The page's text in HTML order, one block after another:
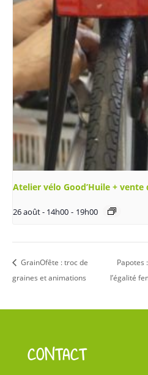
Atelier vélo Good’Huile + vente
26 août - 14h00 - 19h00
GrainOfête : troc de
graines et animations
Papotes
l’égalité
CONTACT